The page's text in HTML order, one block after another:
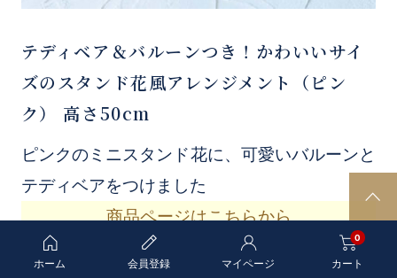
テディベア＆バルーンつき！かわいいサイ
ズのスタンド花風アレンジメント（ピン
ク） 高さ50cm
ピンクのミニスタンド花に、可愛いバルーンと
テディベアをつけました
商品ページはこちらから
P
A
ホーム 会員登録 マイページ カート
0